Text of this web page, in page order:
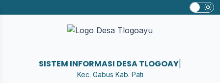
SISTEM INFORMASI DESA TL|
Kec. Gabus Kab. Pati